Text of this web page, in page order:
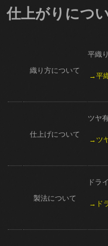
仕上がりにつ
織り方について
平織
→平
仕上げについて
ツヤ
→ツ
製法について
ドラ
→ド